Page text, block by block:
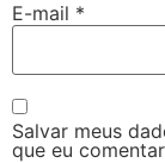
E-mail *
Salvar meus
que eu